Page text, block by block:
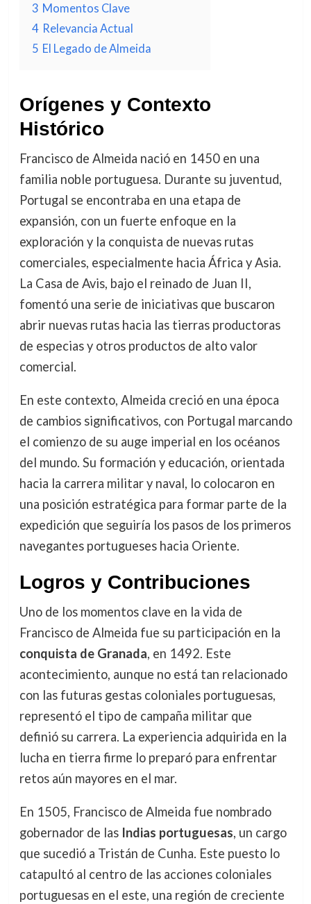
3 Momentos Clave
4 Relevancia Actual
5 El Legado de Almeida
Orígenes y Contexto
Histórico
Francisco de Almeida nació en 1450 en una
familia noble portuguesa. Durante su juventud,
Portugal se encontraba en una etapa de
expansión, con un fuerte enfoque en la
exploración y la conquista de nuevas rutas
comerciales, especialmente hacia África y Asia.
La Casa de Avis, bajo el reinado de Juan II,
fomentó una serie de iniciativas que buscaron
abrir nuevas rutas hacia las tierras productoras
de especias y otros productos de alto valor
comercial.
En este contexto, Almeida creció en una época
de cambios significativos, con Portugal marcando
el comienzo de su auge imperial en los océanos
del mundo. Su formación y educación, orientada
hacia la carrera militar y naval, lo colocaron en
una posición estratégica para formar parte de la
expedición que seguiría los pasos de los primeros
navegantes portugueses hacia Oriente.
Logros y Contribuciones
Uno de los momentos clave en la vida de
Francisco de Almeida fue su participación en la
conquista de Granada, en 1492. Este
acontecimiento, aunque no está tan relacionado
con las futuras gestas coloniales portuguesas,
representó el tipo de campaña militar que
definió su carrera. La experiencia adquirida en la
lucha en tierra firme lo preparó para enfrentar
retos aún mayores en el mar.
En 1505, Francisco de Almeida fue nombrado
gobernador de las Indias portuguesas, un cargo
que sucedió a Tristán de Cunha. Este puesto lo
catapultó al centro de las acciones coloniales
portuguesas en el este, una región de creciente